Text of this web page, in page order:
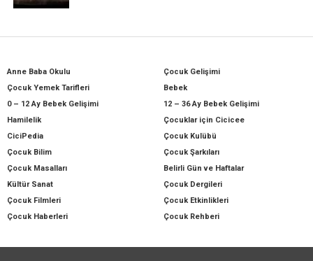
Anne Baba Okulu
Çocuk Gelişimi
Çocuk Yemek Tarifleri
Bebek
0 – 12 Ay Bebek Gelişimi
12 – 36 Ay Bebek Gelişimi
Hamilelik
Çocuklar için Cicicee
CiciPedia
Çocuk Kulübü
Çocuk Bilim
Çocuk Şarkıları
Çocuk Masalları
Belirli Gün ve Haftalar
Kültür Sanat
Çocuk Dergileri
Çocuk Filmleri
Çocuk Etkinlikleri
Çocuk Haberleri
Çocuk Rehberi